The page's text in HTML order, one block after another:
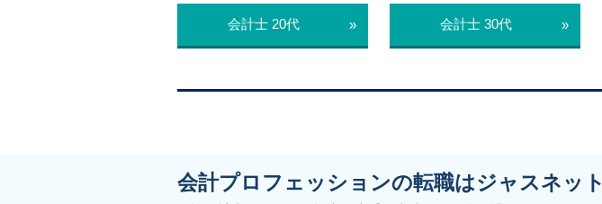
会計士 20代 » 会計士 30代 »
会計プロフェッションの転職はジャスネット